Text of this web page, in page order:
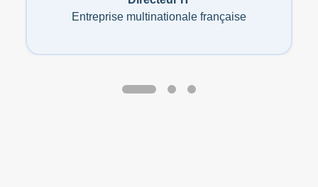
Entreprise multinationale française